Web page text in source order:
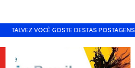
TALVEZ VOCÊ GOSTE DESTAS POSTAGENS